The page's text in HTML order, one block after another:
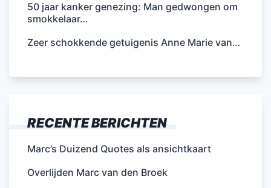
50 jaar kanker genezing: Man gedwongen om
smokkelaar…
Zeer schokkende getuigenis Anne Marie van…
RECENTE BERICHTEN
Marc’s Duizend Quotes als ansichtkaart
Overlijden Marc van den Broek